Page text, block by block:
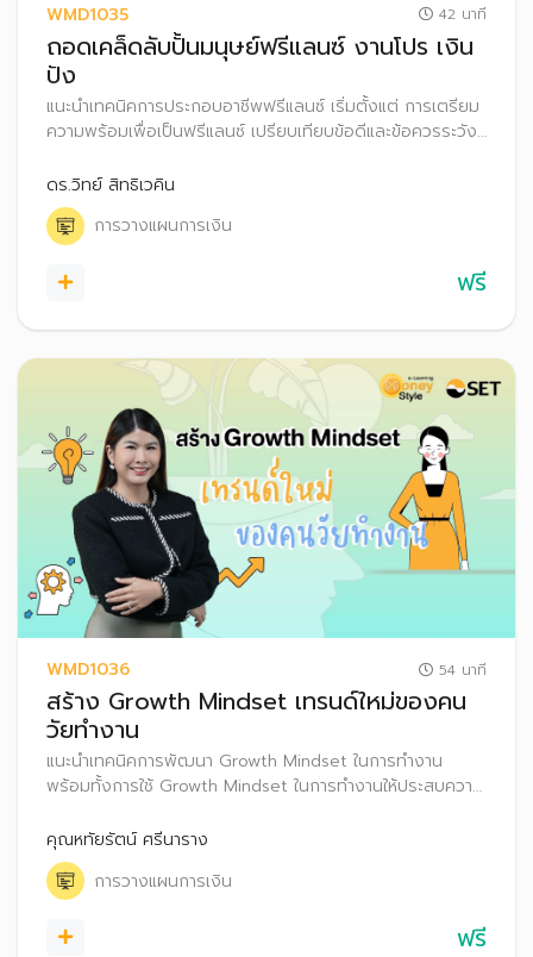
WMD1035 42 นาที
ถอดเคล็ดลับปั้นมนุษย์ฟรีแลนซ์ งานโปร เงิน
ปัง
แนะนำเทคนิคการประกอบอาชีพฟรีแลนซ์ เริ่มตั้งแต่ การเตรียม
ความพร้อมเพื่อเป็นฟรีแลนซ์ เปรียบเทียบข้อดีและข้อควรระวัง
ความสำเร็จ รวมถึงเทคนิคการบริหารจัดการเงินสำหรับอาชีพ
ฟรีแลนซ์
ดร.วิทย์ สิทธิเวคิน
การวางแผนการเงิน
ฟรี
WMD1036 54 นาที
สร้าง Growth Mindset เทรนด์ใหม่ของคน
วัยทำงาน
แนะนำเทคนิคการพัฒนา Growth Mindset ในการทํางาน
พร้อมทั้งการใช้ Growth Mindset ในการทำงานให้ประสบความ
คุณหทัยรัตน์ ศรีนาราง
การวางแผนการเงิน
ฟรี